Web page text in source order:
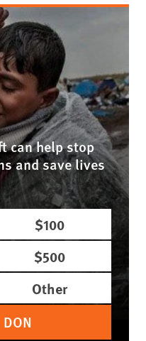
can help stop
and save lives
$100
$500
Other